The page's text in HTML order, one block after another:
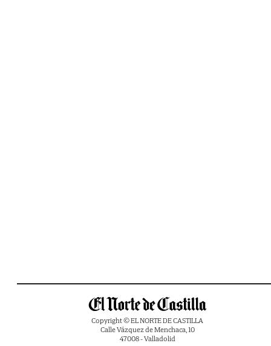
Copyright © EL NORTE DE CASTILLA
Calle Vázquez de Menchaca, 10
47008 - Valladolid